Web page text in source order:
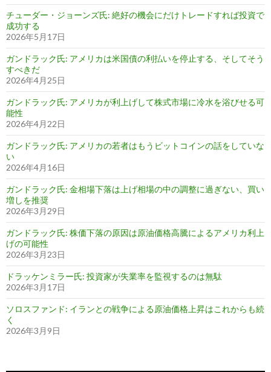
チューダー・ジョーンズ氏: 絶好の機会にだけトレードすれば投資で
成功する
2026年5月17日
ガンドラック氏: アメリカは米国債の利払いを停止する、そしてそう
すべきだ
2026年4月25日
ガンドラック氏: アメリカが利上げして株式市場に冷水を浴びせる可
能性
2026年4月22日
ガンドラック氏: アメリカの若者はもうビットコインの話をしていな
い
2026年4月16日
ガンドラック氏: 金相場下落は上げ相場の中の調整に過ぎない、買い
増しを推奨
2026年3月29日
ガンドラック氏: 株価下落の原因は原油価格高騰によるアメリカ利上
げの可能性
2026年3月23日
ドラッケンミラー氏: 投資家が失業率を監視するのは無駄
2026年3月17日
ソロスファンド: イランとの戦争による原油価格上昇はこれからも続
く
2026年3月9日